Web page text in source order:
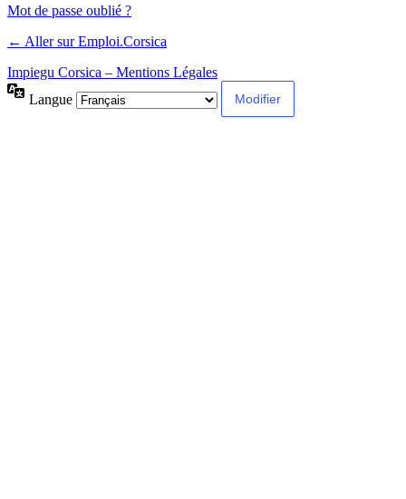
Mot de passe oublié ?
← Aller sur Emploi.Corsica
Impiegu Corsica – Mentions Légales
Langue